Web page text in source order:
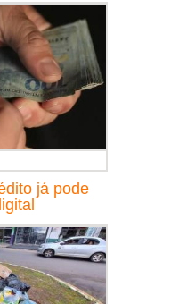
já pode